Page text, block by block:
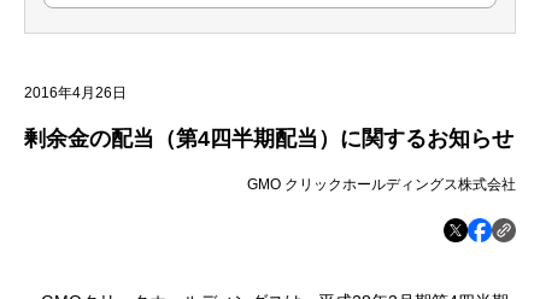
2016年4月26日
剰余金の配当（第4四半期配当）に関するお知らせ
GMO クリックホールディングス株式会社